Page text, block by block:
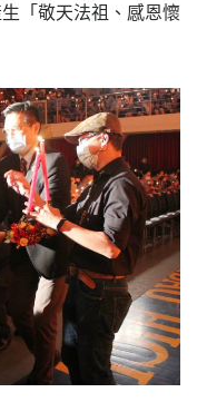
「敬天法祖、感恩懷